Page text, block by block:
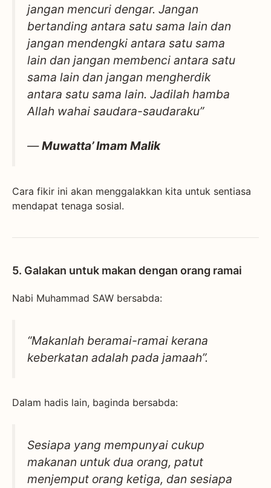
jangan mencuri dengar. Jangan
bertanding antara satu sama lain dan
jangan mendengki antara satu sama
lain dan jangan membenci antara satu
sama lain dan jangan mengherdik
antara satu sama lain. Jadilah hamba
Allah wahai saudara-saudaraku”
—Muwatta’ Imam Malik
Cara fikir ini akan menggalakkan kita untuk sentiasa
mendapat tenaga sosial.
5. Galakan untuk makan dengan orang ramai
Nabi Muhammad SAW bersabda:
“Makanlah beramai-ramai kerana
keberkatan adalah pada jamaah”.
Dalam hadis lain, baginda bersabda:
Sesiapa yang mempunyai cukup
makanan untuk dua orang, patut
menjemput orang ketiga, dan sesiapa